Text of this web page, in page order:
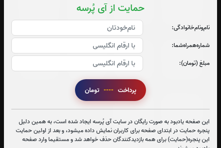
حمایت از آی پُرسه
نام‌و‌نام‌خانوادگی:
شماره‌همراه‌شما:
مبلغ (تومان):
پرداخت ----
این صفحه یادبود به صورت رایگان در سایت آی پُرسه ایجاد شده است، به همین دلیل
پنجره حمایت در ابتدای صفحه برای کاربران نمایش داده میشود، و بعد از اولین حمایت
این پنجره(حمایت) برای همه بازدیدکنندگان حذف خواهد شد و مستقیما وارد صفحه
0
جزء 25
0
جزء 26
0بار
جزء 27
2بار
جزء 28
1بار
7بار
جزء 30
3 بار